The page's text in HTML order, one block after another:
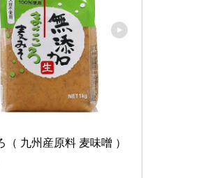
（ 九州産原料 麦味噌 ）